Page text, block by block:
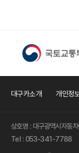
대구카소개 개인정
상호명 : 대구광역시자동
Tel : 053-341-7788